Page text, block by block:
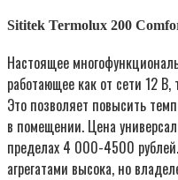
Sititek Termolux 200
Настоящее
работающее как от сети 12 В,
Это позволяет повысить
в помещении. Цена
пределах 4 000-4500
агрегатами высока, но